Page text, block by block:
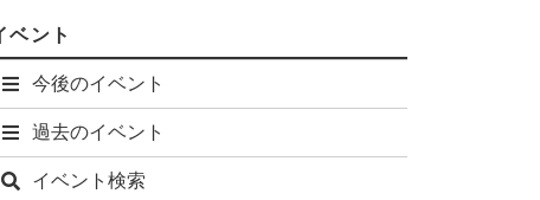
ベント
今後のイベント
過去のイベント
イベント検索